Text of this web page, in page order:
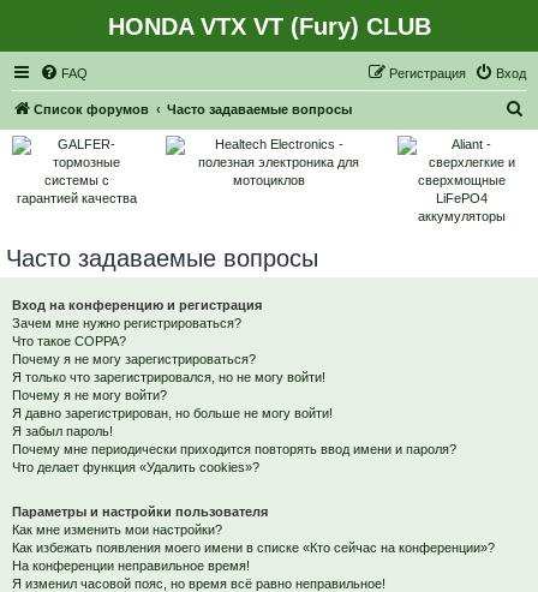
HONDA VTX VT (Fury) CLUB
FAQ Вход
Регистрация
Список форумов Часто задаваемые вопросы
Часто задаваемые вопросы
Вход на конференцию и регистрация
Зачем мне нужно регистрироваться?
Что такое COPPA?
Почему я не могу зарегистрироваться?
Я только что зарегистрировался, но не могу войти!
Почему я не могу войти?
Я давно зарегистрирован, но больше не могу войти!
Я забыл пароль!
Почему мне периодически приходится повторять ввод имени и пароля?
Что делает функция «Удалить cookies»?
Параметры и настройки пользователя
Как мне изменить мои настройки?
Как избежать появления моего имени в списке «Кто сейчас на конференции»?
На конференции неправильное время!
Я изменил часовой пояс, но время всё равно неправильное!